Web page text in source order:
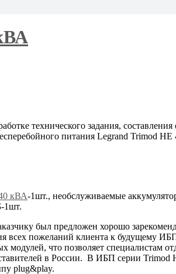
технического задания,
питания Legrand Trimod
кВА-1шт., необслуживаемые
1шт.
был предложен хорошо
всех пожеланий клиента к будущему
что позволяет специалистам
в России. В ИБП серии
plug&play.